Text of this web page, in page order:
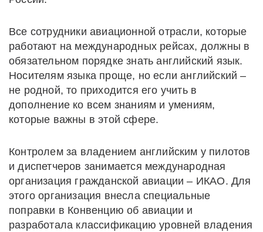
Все сотрудники авиационной отрасли, которые
работают на международных рейсах, должны в
обязательном порядке знать английский язык.
Носителям языка проще, но если английский –
не родной, то приходится его учить в
дополнение ко всем знаниям и умениям,
которые важны в этой сфере.
Контролем за владением английским у пилотов
и диспетчеров занимается международная
организация гражданской авиации – ИКАО. Для
этого организация внесла специальные
поправки в Конвенцию об авиации и
разработала классификацию уровней владения